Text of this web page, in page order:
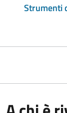
Strumenti